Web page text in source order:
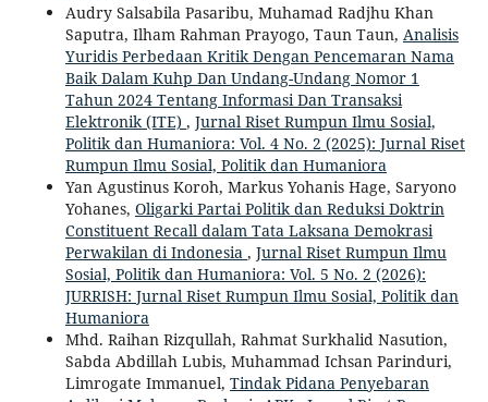
Audry Salsabila Pasaribu, Muhamad Radjhu Khan
Saputra, Ilham Rahman Prayogo, Taun Taun, Analisis
Yuridis Perbedaan Kritik Dengan Pencemaran Nama
Baik Dalam Kuhp Dan Undang-Undang Nomor 1
Tahun 2024 Tentang Informasi Dan Transaksi
Elektronik (ITE) , Jurnal Riset Rumpun Ilmu Sosial,
Politik dan Humaniora: Vol. 4 No. 2 (2025): Jurnal Riset
Rumpun Ilmu Sosial, Politik dan Humaniora
Yan Agustinus Koroh, Markus Yohanis Hage, Saryono
Yohanes, Oligarki Partai Politik dan Reduksi Doktrin
Constituent Recall dalam Tata Laksana Demokrasi
Perwakilan di Indonesia , Jurnal Riset Rumpun Ilmu
Sosial, Politik dan Humaniora: Vol. 5 No. 2 (2026):
JURRISH: Jurnal Riset Rumpun Ilmu Sosial, Politik dan
Humaniora
Mhd. Raihan Rizqullah, Rahmat Surkhalid Nasution,
Sabda Abdillah Lubis, Muhammad Ichsan Parinduri,
Limrogate Immanuel, Tindak Pidana Penyebaran